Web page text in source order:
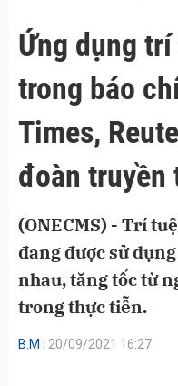
Ứng dụng
trong báo
Times,
đoàn truyền
(ONECMS) - Trí
đang được sử
nhau, tăng tốc từ
trong thực tiễn.
B.M | 20/09/2021 16:27